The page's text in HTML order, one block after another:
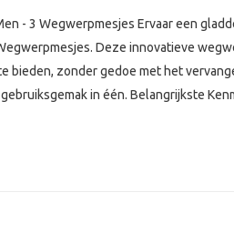
- 3 Wegwerpmesjes Ervaar een
Deze innovatieve
bieden, zonder gedoe met het
in één. Belangrijkste